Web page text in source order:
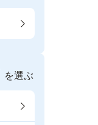
を選ぶ